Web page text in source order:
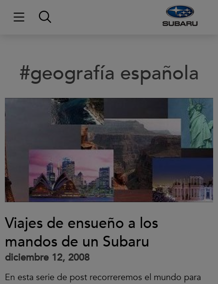
#geografía española
Viajes de ensueño a los
mandos de un Subaru
diciembre 12, 2008
En esta serie de post recorreremos el mundo para